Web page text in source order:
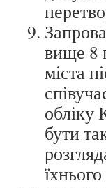
вище 8
міста
обліку
бути